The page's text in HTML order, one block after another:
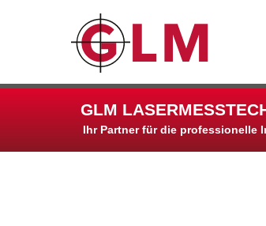
GLM
Ihr Partner für die professionelle